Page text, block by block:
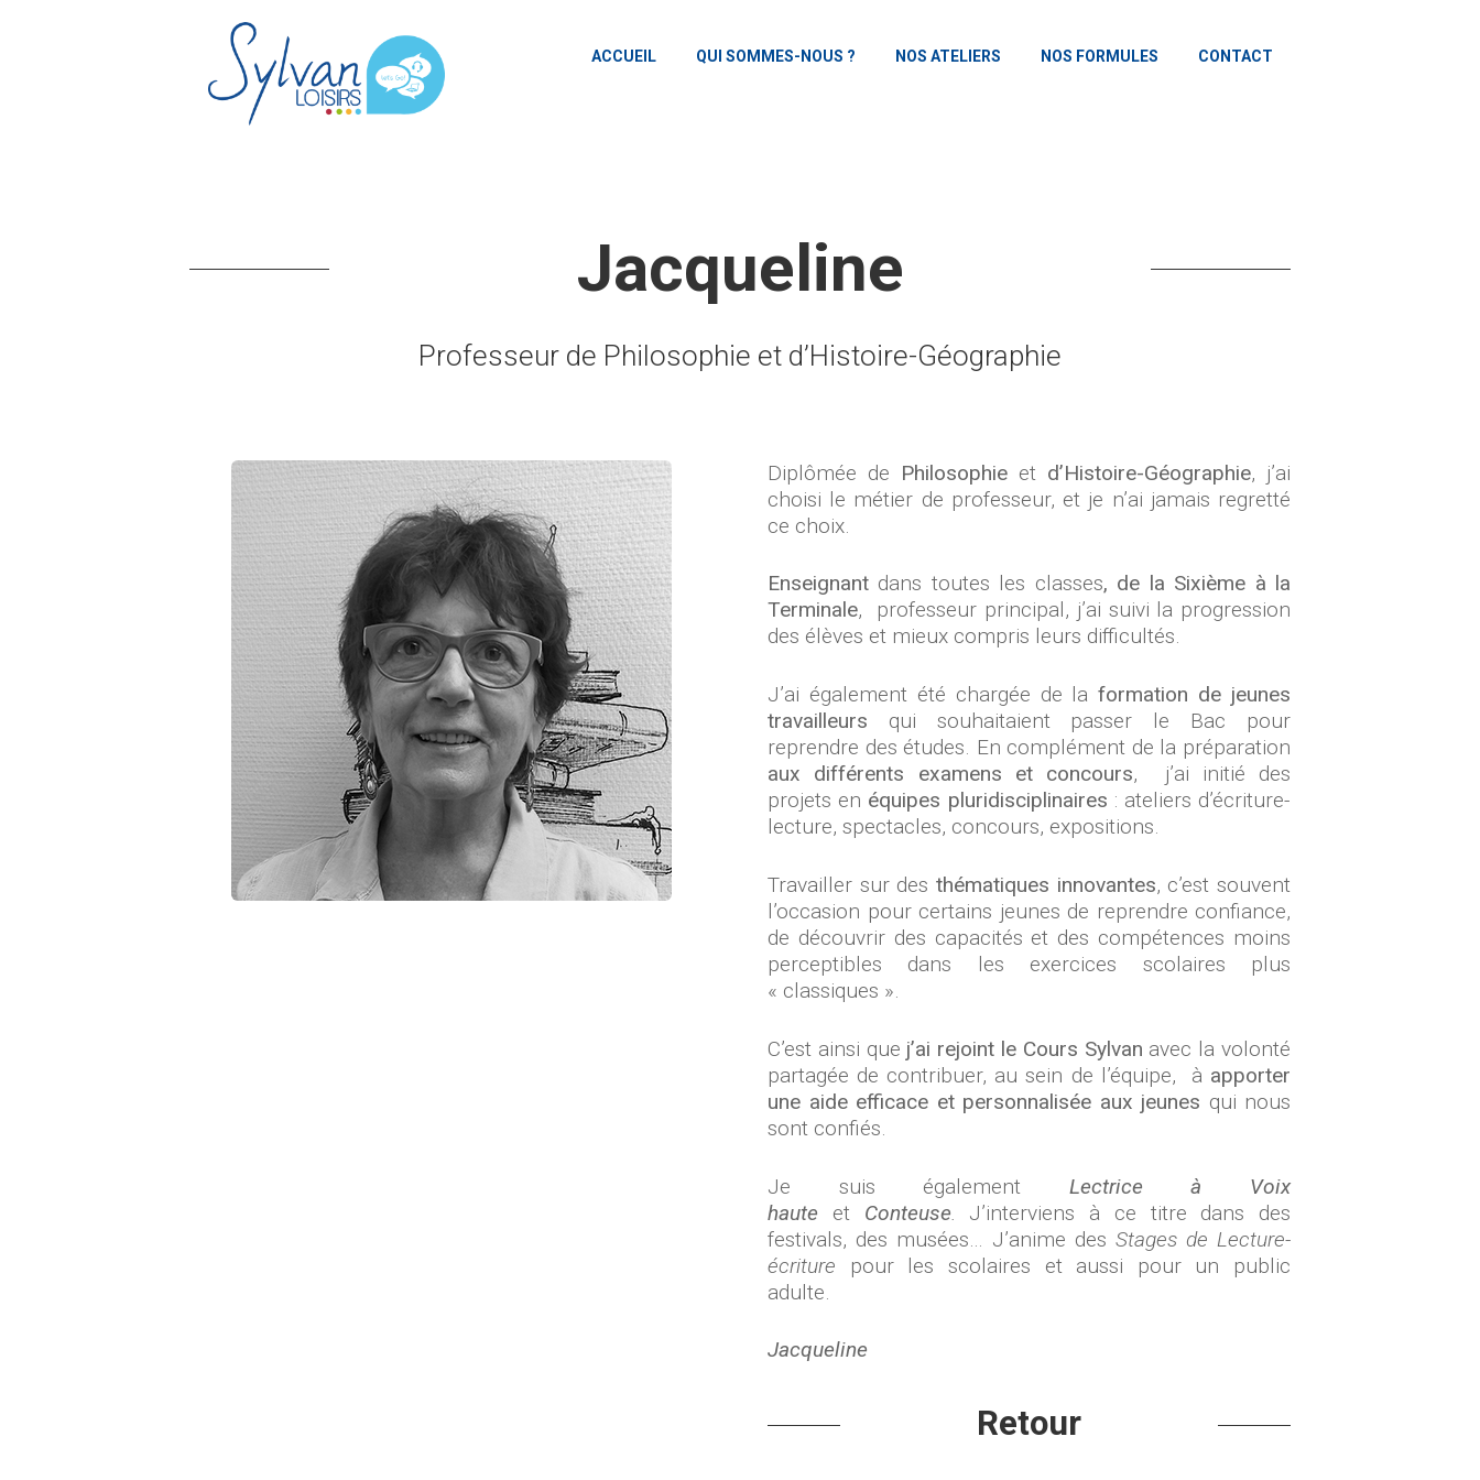
ACCUEIL QUI SOMMES-NOUS ? NOS ATELIERS NOS FORMULES CONTACT
Jacqueline
Professeur de Philosophie et d’Histoire-Géographie
Diplômée de Philosophie et d’Histoire-Géographie, j’ai
choisi le métier de professeur, et je n’ai jamais regretté
ce choix.
Enseignant dans toutes les classes, de la Sixième à la
Terminale, professeur principal, j’ai suivi la progression
des élèves et mieux compris leurs difficultés.
J’ai également été chargée de laformation de jeunes
travailleurs qui souhaitaient passer le Bac pour
reprendre des études. En complément de la préparation
aux différents examens et concours, j’ai initié des
projets en équipes pluridisciplinaires : ateliers d’écriture-
lecture, spectacles, concours, expositions.
Travailler sur des thématiques innovantes, c’est souvent
l’occasion pour certains jeunes de reprendre confiance,
de découvrir des capacités et des compétences moins
perceptibles dans les exercices scolaires plus
« classiques ».
C’est ainsi que j’ai rejoint le Cours Sylvan avec la volonté
partagée de contribuer, au sein de l’équipe, à apporter
une aide efficace et personnalisée aux jeunes qui nous
sont confiés.
Je suis également Lectrice à Voix
haute et Conteuse
J’interviens à ce titre dans des
festivals, des musées… J’anime des Stages de Lecture-
écriture pour les scolaires et aussi pour un public
adulte.
Jacqueline
Retour